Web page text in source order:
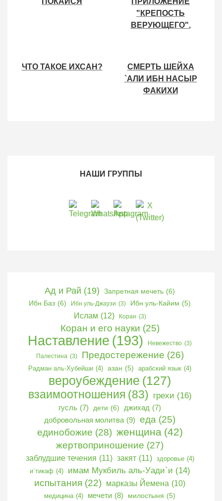
"КРЕПОСТЬ
ВЕРУЮЩЕГО".
ЧТО ТАКОЕ ИХСАН?
СМЕРТЬ ШЕЙХА
`АЛИ ИБН НАСЫР
ФАКИХИ
НАШИ ГРУППЫ
Ад и Рай (19) Запретная мечеть (6)
Ибн Баз (6) Ибн уль-Джаузи (3) Ибн уль-Кайим (5)
Ислам (12) Коран (3)
Коран и его науки (25)
Наставление (193) Невежество (3)
Палестина (3) Предостережение (26)
Радман аль-Хубейши (4) азан (5) арабский язык (4)
вероубеждение (127)
взаимоотношения (83) грехи (16)
гусль (7) дети (6) джихад (7)
добровольная молитва (9) еда (25)
единобожие (28) женщина (42)
жертвоприношение (27)
заблудшие течения (11) закят (11) здоровье (4)
и`тикаф (4) имам Мукбиль аль-Уади`и (14)
испытания (22) марказы Йемена (10)
медицина (4) мечети (8) милостыня (5)